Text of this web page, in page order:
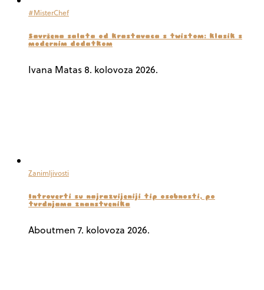
#MisterChef
Savršena salata od krastavaca s twistom: klasik s
modernim dodatkom
Ivana Matas 8. kolovoza 2026.
Zanimljivosti
Introverti su najrazvijeniji tip osobnosti, po
tvrdnjama znanstvenika
Aboutmen 7. kolovoza 2026.